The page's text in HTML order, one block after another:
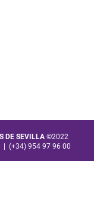
DE SEVILLA ©2022
|(+34) 954 97 96 00